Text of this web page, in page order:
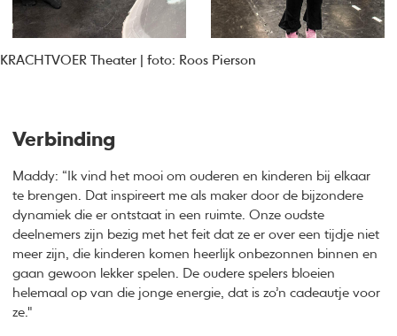
KRACHTVOER Theater | foto: Roos Pierson
Verbinding
Maddy: “Ik vind het mooi om ouderen en kinderen bij elkaar
te brengen. Dat inspireert me als maker door de bijzondere
dynamiek die er ontstaat in een ruimte. Onze oudste
deelnemers zijn bezig met het feit dat ze er over een tijdje niet
meer zijn, die kinderen komen heerlijk onbezonnen binnen en
gaan gewoon lekker spelen. De oudere spelers bloeien
helemaal op van die jonge energie, dat is zo’n cadeautje voor
ze."